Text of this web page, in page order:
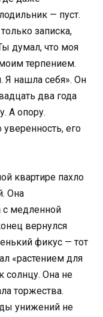
— пуст.
записка,
думал, что моя
терпением.
Я нашла себя». Он
два года
А опору.
его
квартире пахло
Она
с медленной
вернулся
фикус — тот
«растением для
солнцу. Она не
торжества.
унижений не